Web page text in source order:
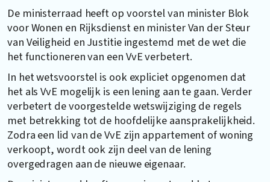
De ministerraad heeft op voorstel van minister Blok
voor Wonen en Rijksdienst en minister Van der Steur
van Veiligheid en Justitie ingestemd met de wet die
het functioneren van een VvE verbetert.
In het wetsvoorstel is ook expliciet opgenomen dat
het als VvE mogelijk is een lening aan te gaan. Verder
verbetert de voorgestelde wetswijziging de regels
met betrekking tot de hoofdelijke aansprakelijkheid.
Zodra een lid van de VvE zijn appartement of woning
verkoopt, wordt ook zijn deel van de lening
overgedragen aan de nieuwe eigenaar.